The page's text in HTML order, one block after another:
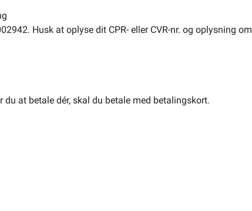
Husk at oplyse dit CPR- eller CVR-nr. og oplysning om
at betale dér, skal du betale med betalingskort.